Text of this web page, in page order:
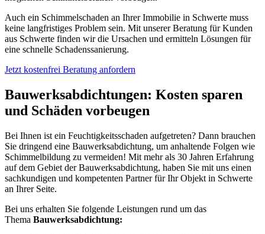
Auch ein Schimmelschaden an Ihrer Immobilie in Schwerte muss
keine langfristiges Problem sein. Mit unserer Beratung für Kunden
aus Schwerte finden wir die Ursachen und ermitteln Lösungen für
eine schnelle Schadenssanierung.
Jetzt kostenfrei Beratung anfordern
Bauwerksabdichtungen: Kosten sparen
und Schäden vorbeugen
Bei Ihnen ist ein Feuchtigkeitsschaden aufgetreten? Dann brauchen
Sie dringend eine Bauwerksabdichtung, um anhaltende Folgen wie
Schimmelbildung zu vermeiden! Mit mehr als 30 Jahren Erfahrung
auf dem Gebiet der Bauwerksabdichtung, haben Sie mit uns einen
sachkundigen und kompetenten Partner für Ihr Objekt in Schwerte
an Ihrer Seite.
Bei uns erhalten Sie folgende Leistungen rund um das
Thema Bauwerksabdichtung: